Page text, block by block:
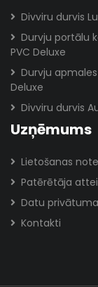
Divviru durvis
Durvju portālu
PVC Deluxe
Durvju
Deluxe
Divviru durvis
Uzņēmums
Lietošanas
Patērētāja
Datu
Kontakti